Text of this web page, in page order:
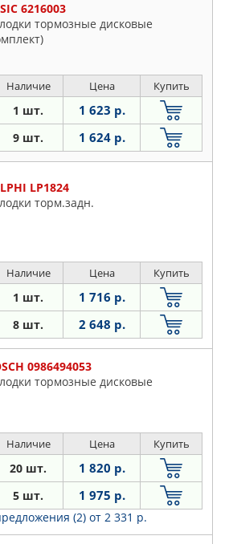
6216003
тормозные дисковые
Наличие Цена Купить
1 шт. 1 623 р.
9 шт. 1 624 р.
LP1824
торм.задн.
Наличие Цена Купить
1 шт. 1 716 р.
8 шт. 2 648 р.
0986494053
тормозные дисковые
Наличие Цена Купить
20 шт. 1 820 р.
5 шт. 1 975 р.
(2) от 2 331 р.